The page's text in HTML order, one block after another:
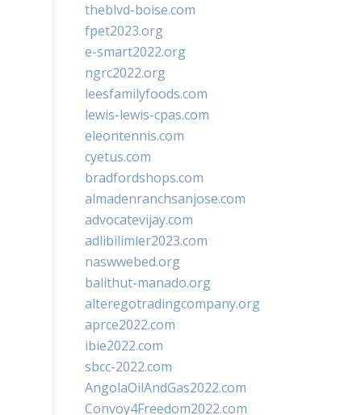
theblvd-boise.com
fpet2023.org
e-smart2022.org
ngrc2022.org
leesfamilyfoods.com
lewis-lewis-cpas.com
eleontennis.com
cyetus.com
bradfordshops.com
almadenranchsanjose.com
advocatevijay.com
adlibilimler2023.com
naswwebed.org
balithut-manado.org
alteregotradingcompany.org
aprce2022.com
ibie2022.com
sbcc-2022.com
AngolaOilAndGas2022.com
Convoy4Freedom2022.com